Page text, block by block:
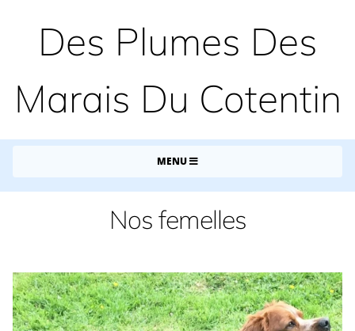
Des Plumes Des
Marais Du Cotentin
MENU
Nos femelles